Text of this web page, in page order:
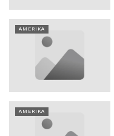
AMERIKA
AMERIKA